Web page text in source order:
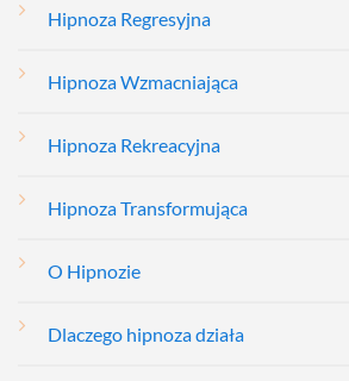
Hipnoza Regresyjna
Hipnoza Wzmacniająca
Hipnoza Rekreacyjna
Hipnoza Transformująca
O Hipnozie
Dlaczego hipnoza działa